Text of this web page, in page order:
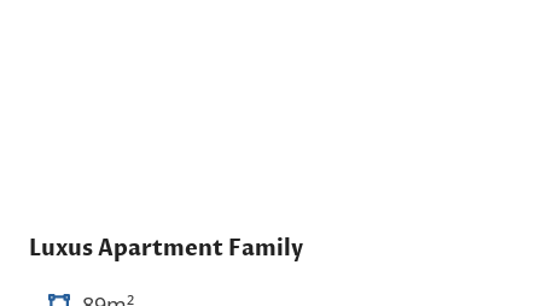
Luxus Apartment Family